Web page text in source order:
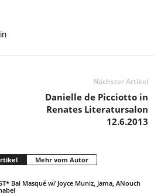
Nächster Artikel
Danielle de Picciotto in
Renates Literatursalon
12.6.2013
Mehr vom Autor
Bal Masqué w/ Joyce Muniz, Jama, ANouch